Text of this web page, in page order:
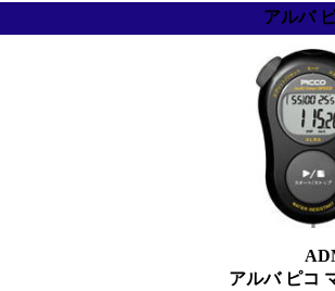
アルバ
アルバ ピコ